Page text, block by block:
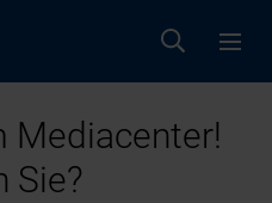
Mediacenter!
Sie?